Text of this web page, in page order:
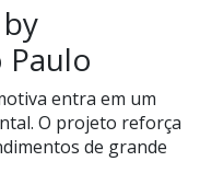
Paulo
entra em um
O projeto reforça
de grande